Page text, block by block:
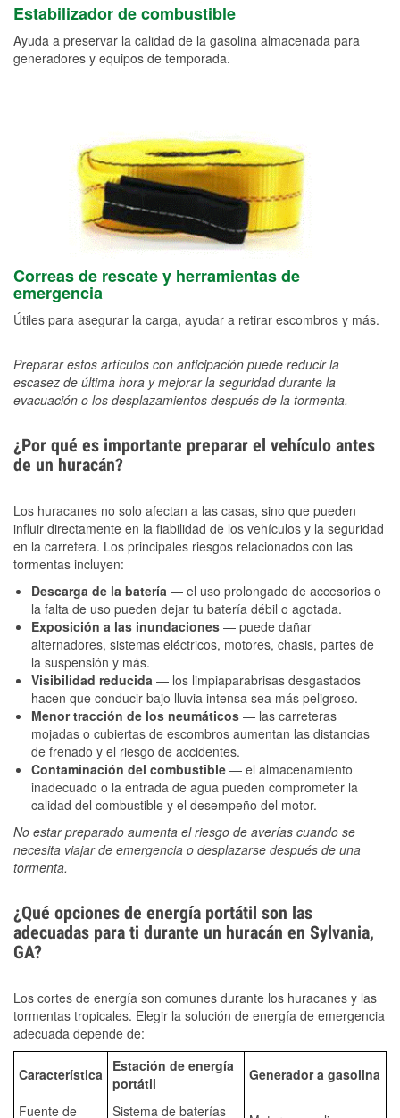
Estabilizador de combustible
Ayuda a preservar la calidad de la gasolina almacenada para
generadores y equipos de temporada.
Correas de rescate y herramientas de
emergencia
Útiles para asegurar la carga, ayudar a retirar escombros y más.
Preparar estos artículos con anticipación puede reducir la
escasez de última hora y mejorar la seguridad durante la
evacuación o los desplazamientos después de la tormenta.
¿Por qué es importante preparar el vehículo antes
de un huracán?
Los huracanes no solo afectan a las casas, sino que pueden
influir directamente en la fiabilidad de los vehículos y la seguridad
en la carretera. Los principales riesgos relacionados con las
tormentas incluyen:
Descarga de la batería — el uso prolongado de accesorios o
la falta de uso pueden dejar tu batería débil o agotada.
Exposición a las inundaciones — puede dañar
alternadores, sistemas eléctricos, motores, chasis, partes de
la suspensión y más.
Visibilidad reducida — los limpiaparabrisas desgastados
hacen que conducir bajo lluvia intensa sea más peligroso.
Menor tracción de los neumáticos — las carreteras
mojadas o cubiertas de escombros aumentan las distancias
de frenado y el riesgo de accidentes.
Contaminación del combustible — el almacenamiento
inadecuado o la entrada de agua pueden comprometer la
calidad del combustible y el desempeño del motor.
No estar preparado aumenta el riesgo de averías cuando se
necesita viajar de emergencia o desplazarse después de una
tormenta.
¿Qué opciones de energía portátil son las
adecuadas para ti durante un huracán en Sylvania,
GA?
Los cortes de energía son comunes durante los huracanes y las
tormentas tropicales. Elegir la solución de energía de emergencia
adecuada depende de:
Característica
Estación de energía
portátil
Generador a gasolina
Fuente de Sistema de baterías